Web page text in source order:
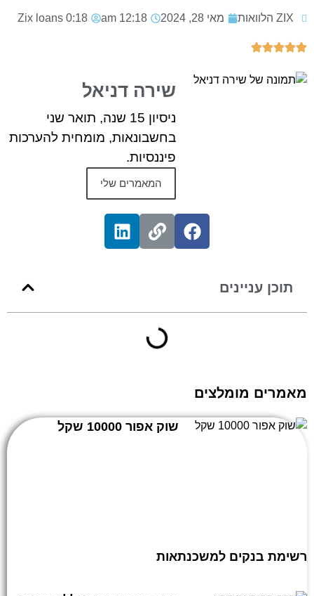
ZIX הלוואות מאי 28, 2024 12:18 am
0:18
שירה דניאל
ניסיון 15 שנה, תואר שני
בחשבונאות, מומחית להערכות
פיננסיות.
המאמרים שלי
תוכן עניינים
מאמרים מומלצים
שוק אפור 10000 שקל
רשימת בנקים למשכנתאות